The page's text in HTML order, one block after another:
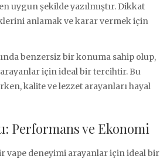
uygun şekilde yazılmıştır. Dikkat
anlamak ve karar vermek için
benzersiz bir konuma sahip olup,
için ideal bir tercihtir. Bu
kalite ve lezzet arayanları hayal
Performans ve Ekonomi
vape deneyimi arayanlar için ideal bir